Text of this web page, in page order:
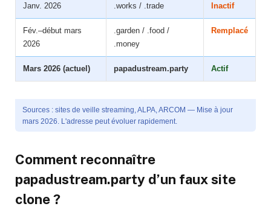
Janv. 2026 .works / .trade Inactif
Fév.–début mars
2026
.garden / .food /
.money
Remplacé
Mars 2026 (actuel) papadustream.party Actif
Sources : sites de veille streaming, ALPA, ARCOM — Mise à jour
mars 2026. L'adresse peut évoluer rapidement.
Comment reconnaître
papadustream.party d’un faux site
clone ?